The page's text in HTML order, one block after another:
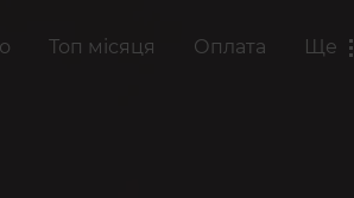
Топ місяця Оплата Ще